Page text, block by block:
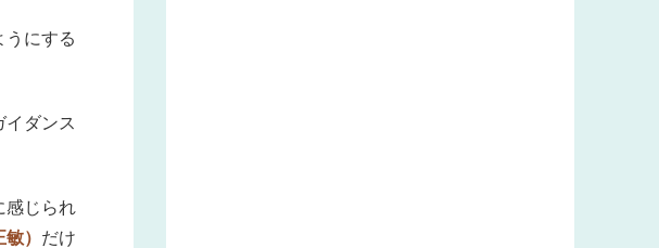
うにする
イダンス
感じられ
敏） だけ